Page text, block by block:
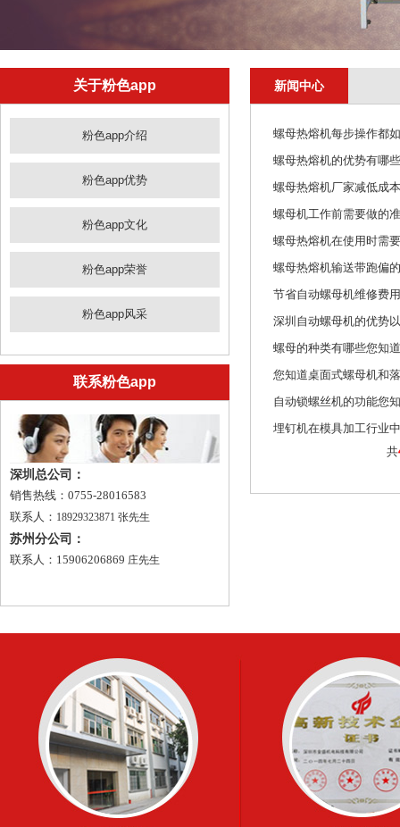
关于粉色app
粉色app介绍
粉色app优势
粉色app文化
粉色app荣誉
粉色app风采
联系粉色app
深圳总公司：
销售热线：0755-28016583
联系人： 18929323871 张先生
苏州分公司：
联系人：15906206869 庄先生
新闻中心
螺母热熔机每步操作都如此
螺母热熔机的优势有哪些您
螺母热熔机厂家减低成本
螺母机工作前需要做的准
螺母热熔机在使用时需要
螺母热熔机输送带跑偏的
节省自动螺母机维修费用
深圳自动螺母机的优势以
螺母的种类有哪些您知道吗
您知道桌面式螺母机和落
自动锁螺丝机的功能您知
埋钉机在模具加工行业中
共